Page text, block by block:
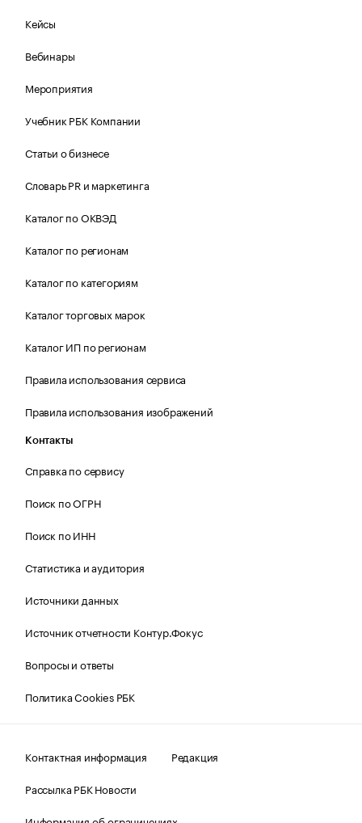
Кейсы
Вебинары
Мероприятия
Учебник РБК Компании
Статьи о бизнесе
Словарь PR и маркетинга
Каталог по ОКВЭД
Каталог по регионам
Каталог по категориям
Каталог торговых марок
Каталог ИП по регионам
Правила использования сервиса
Правила использования изображений
Контакты
Справка по сервису
Поиск по ОГРН
Поиск по ИНН
Статистика и аудитория
Источники данных
Источник отчетности Контур.Фокус
Вопросы и ответы
Политика Cookies РБК
Контактная информация
Редакция
Рассылка РБК Новости